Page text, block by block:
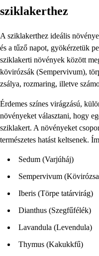
sziklakerthez
A sziklakerthez ideális
és a tűző napot, gyökérzetük
sziklakerti növények között
kövirózsák (Sempervivum),
zsálya, rozmaring, illetve
Érdemes színes virágzású,
növényeket választani, hogy
sziklakert. A növényeket
természetes hatást keltsenek.
Sedum (Varjúháj)
Sempervivum
Iberis (Törpe tatárvirág)
Dianthus (Szegfűfélék)
Lavandula (Levendula)
Thymus (Kakukkfű)